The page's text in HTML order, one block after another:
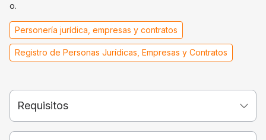
o.
Personería jurídica, empresas y contratos
Registro de Personas Jurídicas, Empresas y Contratos
Requisitos